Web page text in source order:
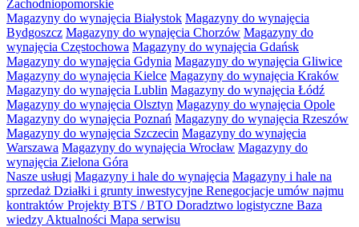
Zachodniopomorskie
Magazyny do wynajęcia Białystok Magazyny do wynajęcia
Bydgoszcz Magazyny do wynajęcia Chorzów Magazyny do
wynajęcia Częstochowa Magazyny do wynajęcia Gdańsk
Magazyny do wynajęcia Gdynia Magazyny do wynajęcia Gliwice
Magazyny do wynajęcia Kielce Magazyny do wynajęcia Kraków
Magazyny do wynajęcia Lublin Magazyny do wynajęcia Łódź
Magazyny do wynajęcia Olsztyn Magazyny do wynajęcia Opole
Magazyny do wynajęcia Poznań Magazyny do wynajęcia Rzeszów
Magazyny do wynajęcia Szczecin Magazyny do wynajęcia
Warszawa Magazyny do wynajęcia Wrocław Magazyny do
wynajęcia Zielona Góra
Nasze usługi Magazyny i hale do wynajęcia Magazyny i hale na
sprzedaż Działki i grunty inwestycyjne Renegocjacje umów najmu
kontraktów Projekty BTS / BTO Doradztwo logistyczne Baza
wiedzy Aktualności Mapa serwisu